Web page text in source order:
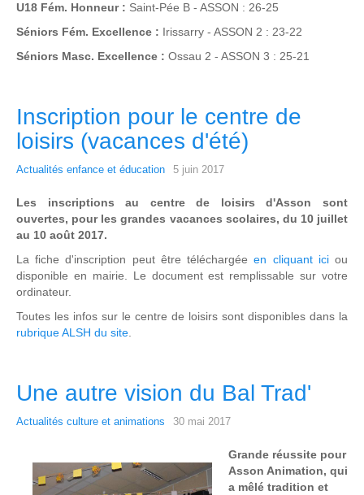
U18 Fém. Honneur : Saint-Pée B - ASSON : 26-25
Séniors Fém. Excellence : Irissarry - ASSON 2 : 23-22
Séniors Masc. Excellence : Ossau 2 - ASSON 3 : 25-21
Inscription pour le centre de
loisirs (vacances d'été)
Actualités enfance et éducation 5 juin 2017
Les inscriptions au centre de loisirs d'Asson sont
ouvertes, pour les grandes vacances scolaires, du 10 juillet
au 10 août 2017.
La fiche d'inscription peut être téléchargéeen cliquant iciou
disponible en mairie. Le document est remplissable sur votre
ordinateur.
Toutes les infos sur le centre de loisirs sont disponibles dans la
rubrique ALSH du site.
Une autre vision du Bal Trad'
Actualités culture et animations 30 mai 2017
Grande réussite pour
Asson Animation, qui
a mêlé tradition et